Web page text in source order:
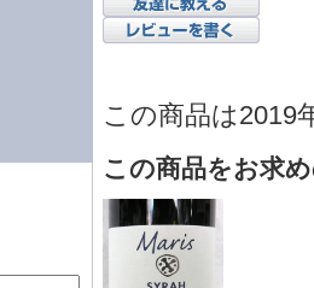
この商品は2019
この商品をお求